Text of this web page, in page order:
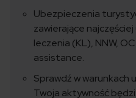
Ubezpieczenia
zawierające
leczenia (KL), NNW,
assistance.
Sprawdź w warunkach
Twoja aktywność